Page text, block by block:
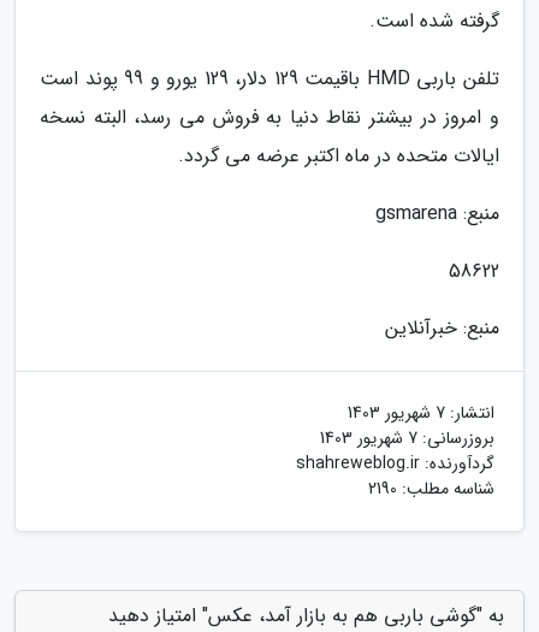
گرفته شده است.
تلفن باربی HMD باقیمت 129 دلار، 129 یورو و 99 پوند است
و امروز در بیشتر نقاط دنیا به فروش می رسد، البته نسخه
ایالات متحده در ماه اکتبر عرضه می گردد.
منبع: gsmarena
58622
منبع: خبرآنلاین
انتشار: 7 شهریور 1403
بروزرسانی: 7 شهریور 1403
گردآورنده: shahreweblog.ir
شناسه مطلب: 2190
به "گوشی باربی هم به بازار آمد، عکس" امتیاز دهید